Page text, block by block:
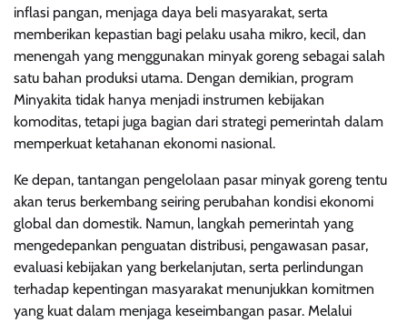
inflasi pangan, menjaga daya beli masyarakat, serta
memberikan kepastian bagi pelaku usaha mikro, kecil, dan
menengah yang menggunakan minyak goreng sebagai salah
satu bahan produksi utama. Dengan demikian, program
Minyakita tidak hanya menjadi instrumen kebijakan
komoditas, tetapi juga bagian dari strategi pemerintah dalam
memperkuat ketahanan ekonomi nasional.
Ke depan, tantangan pengelolaan pasar minyak goreng tentu
akan terus berkembang seiring perubahan kondisi ekonomi
global dan domestik. Namun, langkah pemerintah yang
mengedepankan penguatan distribusi, pengawasan pasar,
evaluasi kebijakan yang berkelanjutan, serta perlindungan
terhadap kepentingan masyarakat menunjukkan komitmen
yang kuat dalam menjaga keseimbangan pasar. Melalui